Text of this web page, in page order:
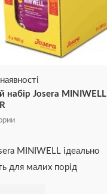
набір Josera MINIWELL
MINIWELL ідеально
для малих порід